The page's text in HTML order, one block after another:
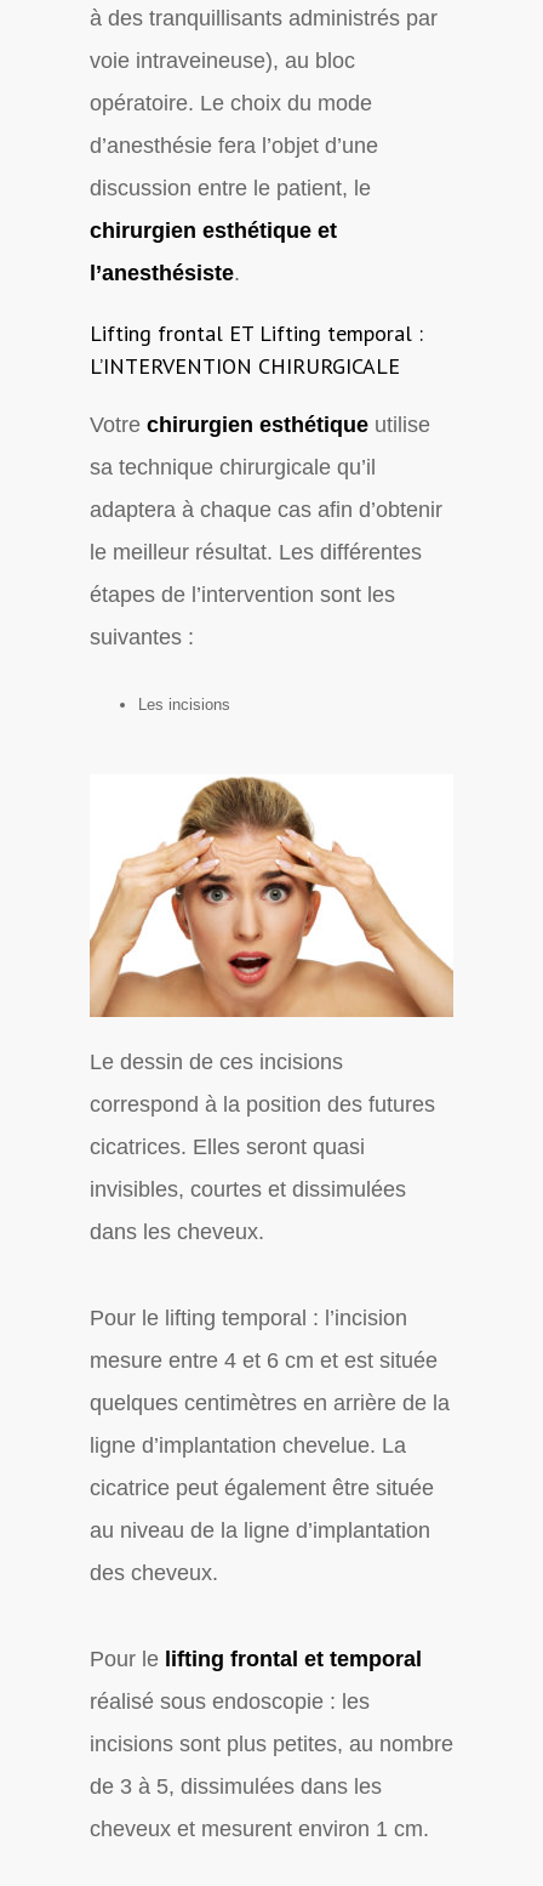
à des tranquillisants administrés par
voie intraveineuse), au bloc
opératoire. Le choix du mode
d’anesthésie fera l’objet d’une
discussion entre le patient, le
chirurgien esthétique et
l’anesthésiste.
Lifting frontal ET Lifting temporal :
L’INTERVENTION CHIRURGICALE
Votre chirurgien esthétique utilise
sa technique chirurgicale qu’il
adaptera à chaque cas afin d’obtenir
le meilleur résultat. Les différentes
étapes de l’intervention sont les
suivantes :
Les incisions
Le dessin de ces incisions
correspond à la position des futures
cicatrices. Elles seront quasi
invisibles, courtes et dissimulées
dans les cheveux.
Pour le lifting temporal : l’incision
mesure entre 4 et 6 cm et est située
quelques centimètres en arrière de la
ligne d’implantation chevelue. La
cicatrice peut également être située
au niveau de la ligne d’implantation
des cheveux.
Pour le lifting frontal et temporal
réalisé sous endoscopie : les
incisions sont plus petites, au nombre
de 3 à 5, dissimulées dans les
cheveux et mesurent environ 1 cm.